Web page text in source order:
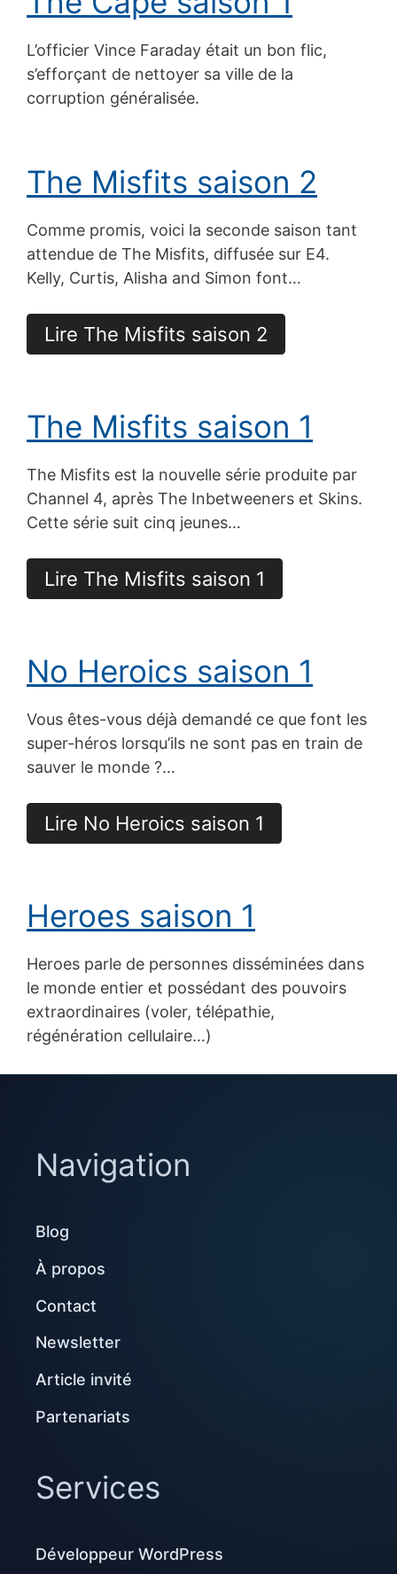
L’officier Vince Faraday était un bon flic,
s’efforçant de nettoyer sa ville de la
corruption généralisée.
The Misfits saison 2
Comme promis, voici la seconde saison tant
attendue de The Misfits, diffusée sur E4.
Kelly, Curtis, Alisha and Simon font…
Lire The Misfits saison 2
The Misfits saison 1
The Misfits est la nouvelle série produite par
Channel 4, après The Inbetweeners et Skins.
Cette série suit cinq jeunes…
Lire The Misfits saison 1
No Heroics saison 1
Vous êtes-vous déjà demandé ce que font les
super-héros lorsqu’ils ne sont pas en train de
sauver le monde ?…
Lire No Heroics saison 1
Heroes saison 1
Heroes parle de personnes disséminées dans
le monde entier et possédant des pouvoirs
extraordinaires (voler, télépathie,
régénération cellulaire…)
Navigation
Blog
À propos
Contact
Newsletter
Article invité
Partenariats
Services
Développeur WordPress